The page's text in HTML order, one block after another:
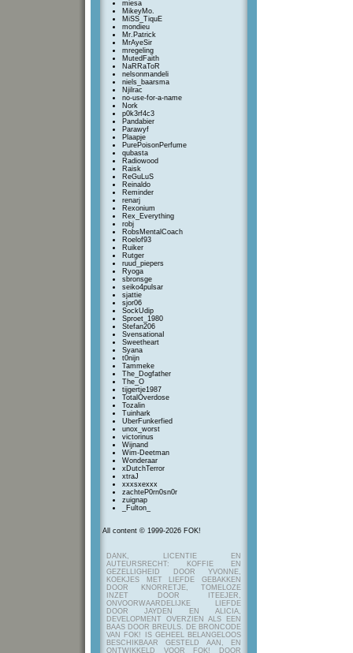
miesa
MikeyMo.
MiSS_TiquE
mondieu
Mr.Patrick
MrAyeSir
mregeling
MutedFaith
NaRRaToR
nelsonmandeli
niels_baarsma
Njilrac
no-use-for-a-name
Nork
p0k3rf4c3
Pandabier
Parawyf
Plaapje
PurePoisonPerfume
qubasta
Radiowood
Raisk
ReGuLuS
Reinaldo
Reminder
renarj
Rexonium
Rex_Everything
robj
RobsMentalCoach
Roelof93
Ruiker
Rutger
ruud_piepers
Ryoga
sbronsge
seiko4pulsar
sjattie
sjor06
SockUdip
Sproet_1980
Stefan206
SvensationaI
Sweetheart
Syana
t0nijn
Tammeke
The_Dogfather
The_O
tijgertje1987
TotalOverdose
Tozalin
Tuinhark
UberFunkerfied
unox_worst
victorinus
Wijnand
Wim-Deetman
Wonderaar
xDutchTerror
xtraJ
xxxsxexxx
zachteP0rn0sn0r
zuignap
_Fulton_
All content © 1999-2026 FOK!
DANK, LICENTIE EN
AUTEURSRECHT: KOFFIE EN
GEZELLIGHEID DOOR YVONNE,
KOEKJES MET LIEFDE GEBAKKEN
DOOR KNORRETJE, TOMELOZE
INZET DOOR ITEEJER,
ONVOORWAARDELIJKE LIEFDE
DOOR JAYDEN EN ALICIA,
DEVELOPMENT OVERZIEN ALS EEN
BAAS DOOR BREULS. DE BRONCODE
VAN FOK! IS GEHEEL BELANGELOOS
BESCHIKBAAR GESTELD AAN, EN
ONTWIKKELD VOOR FOK! DOOR